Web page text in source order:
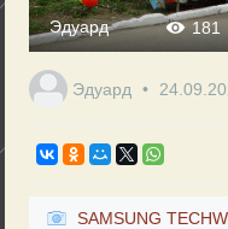
181
Эдуард
Эдуард
SAMSUNG